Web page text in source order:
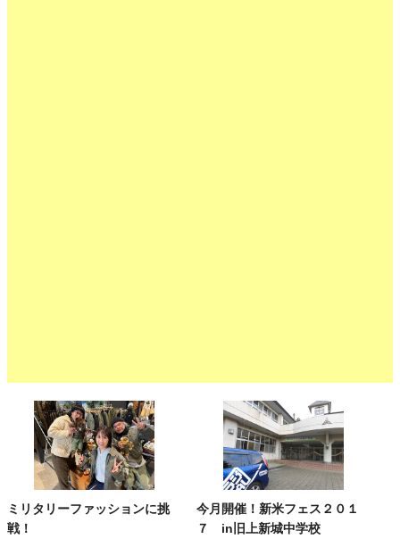
ミリタリーファッションに挑
戦！
今月開催！新米フェス２０１
７ in旧上新城中学校